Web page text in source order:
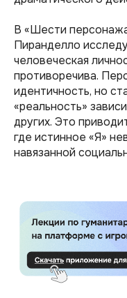
В «Шести
Пиранделло
человеческая
противоречива.
идентичность, но
«реальность»
других. Это
где истинное «Я»
навязанной